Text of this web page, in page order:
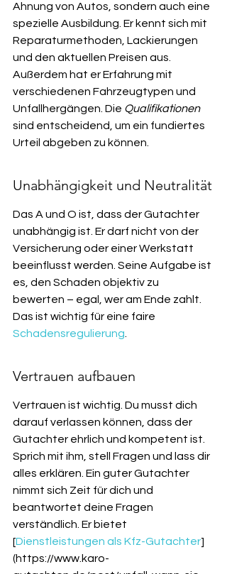
Ahnung von Autos, sondern auch eine
spezielle Ausbildung. Er kennt sich mit
Reparaturmethoden, Lackierungen
und den aktuellen Preisen aus.
Außerdem hat er Erfahrung mit
verschiedenen Fahrzeugtypen und
Unfallhergängen. Die Qualifikationen
sind entscheidend, um ein fundiertes
Urteil abgeben zu können.
Unabhängigkeit und Neutralität
Das A und O ist, dass der Gutachter
unabhängig ist. Er darf nicht von der
Versicherung oder einer Werkstatt
beeinflusst werden. Seine Aufgabe ist
es, den Schaden objektiv zu
bewerten – egal, wer am Ende zahlt.
Das ist wichtig für eine faire
Schadensregulierung
Vertrauen aufbauen
Vertrauen ist wichtig. Du musst dich
darauf verlassen können, dass der
Gutachter ehrlich und kompetent ist.
Sprich mit ihm, stell Fragen und lass dir
alles erklären. Ein guter Gutachter
nimmt sich Zeit für dich und
beantwortet deine Fragen
verständlich. Er bietet
[Dienstleistungen als Kfz-Gutachter]
(https://www.karo-